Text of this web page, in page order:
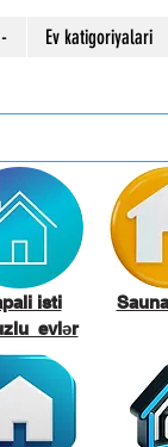
Ev katigoriyalari
isti
evlər